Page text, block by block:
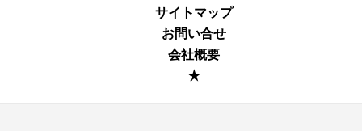
サイトマップ
お問い合せ
会社概要
★